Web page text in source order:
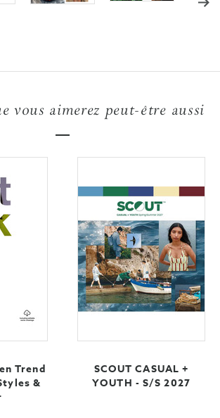
vous aimerez peut-être aussi
Trend
&
SCOUT CASUAL +
YOUTH - S/S 2027